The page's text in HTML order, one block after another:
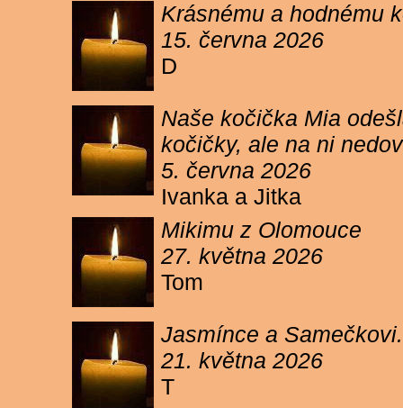
Krásnému a hodnému
15. června 2026
D
Naše kočička Mia
kočičky, ale na ni
5. června 2026
Ivanka a Jitka
Mikimu z Olomouce
27. května 2026
Tom
Jasmínce a
21. května 2026
T